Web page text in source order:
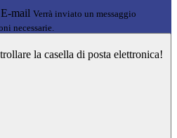
E-mail Verrà inviato un messaggio
necessarie.
la casella di posta elettronica!